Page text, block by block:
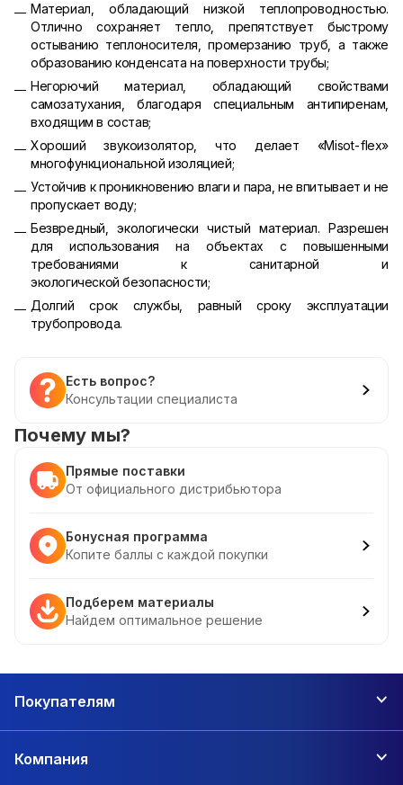
Материал, обладающий низкой теплопроводностью.
Отлично сохраняет тепло, препятствует быстрому
остыванию теплоносителя, промерзанию труб, а также
образованию конденсата на поверхности трубы;
Негорючий материал, обладающий свойствами
самозатухания, благодаря специальным антипиренам,
входящим в состав;
Хороший звукоизолятор, что делает «Misot-flex»
многофункциональной изоляцией;
Устойчив к проникновению влаги и пара, не впитывает и не
пропускает воду;
Безвредный, экологически чистый материал. Разрешен
для использования на объектах с повышенными
требованиями к санитарной и
экологической безопасности;
Долгий срок службы, равный сроку эксплуатации
трубопровода.
Есть вопрос?
Консультации специалиста
Почему мы?
Прямые поставки
От официального дистрибьютора
Бонусная программа
Копите баллы с каждой покупки
Подберем материалы
Найдем оптимальное решение
Покупателям
Компания